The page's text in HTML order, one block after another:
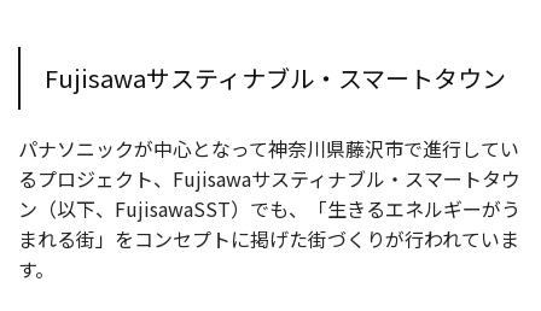
Fujisawaサスティナブル・スマートタウン
パナソニックが中心となって神奈川県藤沢市で進行してい
るプロジェクト、Fujisawaサスティナブル・スマートタウ
ン（以下、FujisawaSST）でも、「生きるエネルギーがう
まれる街」をコンセプトに掲げた街づくりが行われていま
す。